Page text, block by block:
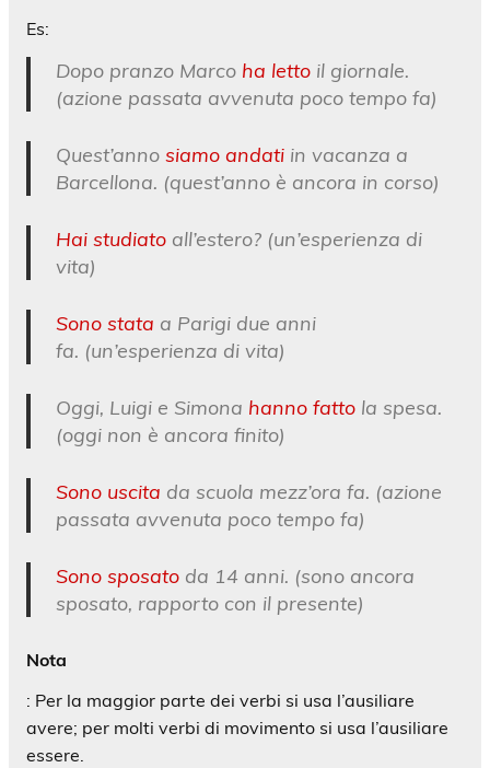
Es:
Dopo pranzo Marco ha lettoil giornale.
(azione passata avvenuta poco tempo fa)
Quest’anno siamo andatiin vacanza a
Barcellona. (quest’anno è ancora in corso)
Hai studiatoall’estero? (un’esperienza di
vita)
Sono stata a Parigi due anni
fa. (un’esperienza di vita)
Oggi, Luigi e Simona hanno fattola spesa.
(oggi non è ancora finito)
Sono uscita da scuola mezz’ora fa. (azione
passata avvenuta poco tempo fa)
Sono sposatoda 14 anni. (sono ancora
sposato, rapporto con il presente)
Nota
: Per la maggior parte dei verbi si usa l’ausiliare
avere; per molti verbi di movimento si usa l’ausiliare
essere.